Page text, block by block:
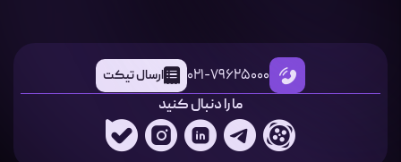
021-79625000 ارسال تیکت
ما را دنبال کنید